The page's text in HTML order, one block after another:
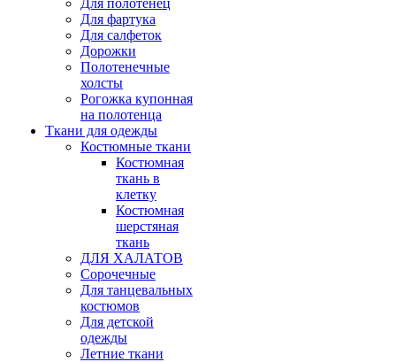
Для полотенец
Для фартука
Для салфеток
Дорожки
Полотенечные
холсты
Рогожка купонная
на полотенца
Ткани для одежды
Костюмные ткани
Костюмная
ткань в
клетку
Костюмная
шерстяная
ткань
ДЛЯ ХАЛАТОВ
Сорочечные
Для танцевальных
костюмов
Для детской
одежды
Летние ткани